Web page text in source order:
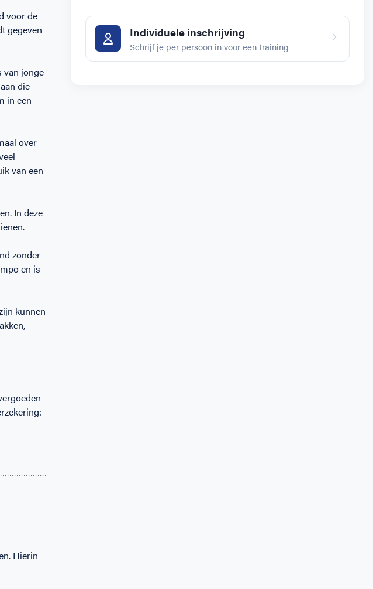
voor de
gegeven
van jonge
die
in een
over
van een
In deze
zonder
en is
kunnen
Hierin
Individuele inschrijving
Schrijf je per persoon in voor een training